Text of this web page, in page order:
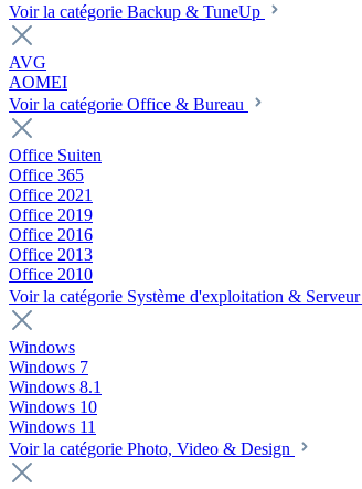
Voir la catégorie Backup & TuneUp
AVG
AOMEI
Voir la catégorie Office & Bureau
Office Suiten
Office 365
Office 2021
Office 2019
Office 2016
Office 2013
Office 2010
Voir la catégorie Système d'exploitation & Serveur
Windows
Windows 7
Windows 8.1
Windows 10
Windows 11
Voir la catégorie Photo, Video & Design